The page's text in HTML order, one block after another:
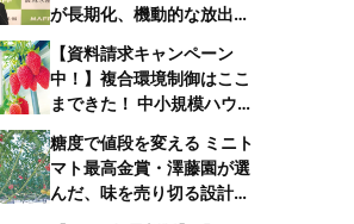
が長期化、機動的な放出体
【資料請求キャンペーン
中！】複合環境制御はここ
まできた！ 中小規模ハウス
複合環境制御装置が誕生
糖度で値段を変える ミニト
マト最高金賞・澤藤園が選
んだ、味を売り切る設計と